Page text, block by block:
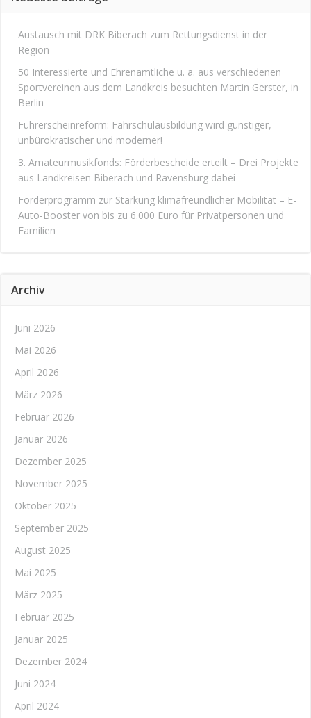
Austausch mit DRK Biberach zum Rettungsdienst in der
Region
50 Interessierte und Ehrenamtliche u. a. aus verschiedenen
Sportvereinen aus dem Landkreis besuchten Martin Gerster, in
Berlin
Führerscheinreform: Fahrschulausbildung wird günstiger,
unbürokratischer und moderner!
3. Amateurmusikfonds: Förderbescheide erteilt – Drei Projekte
aus Landkreisen Biberach und Ravensburg dabei
Förderprogramm zur Stärkung klimafreundlicher Mobilität – E-
Auto-Booster von bis zu 6.000 Euro für Privatpersonen und
Familien
Archiv
Juni 2026
Mai 2026
April 2026
März 2026
Februar 2026
Januar 2026
Dezember 2025
November 2025
Oktober 2025
September 2025
August 2025
Mai 2025
März 2025
Februar 2025
Januar 2025
Dezember 2024
Juni 2024
April 2024